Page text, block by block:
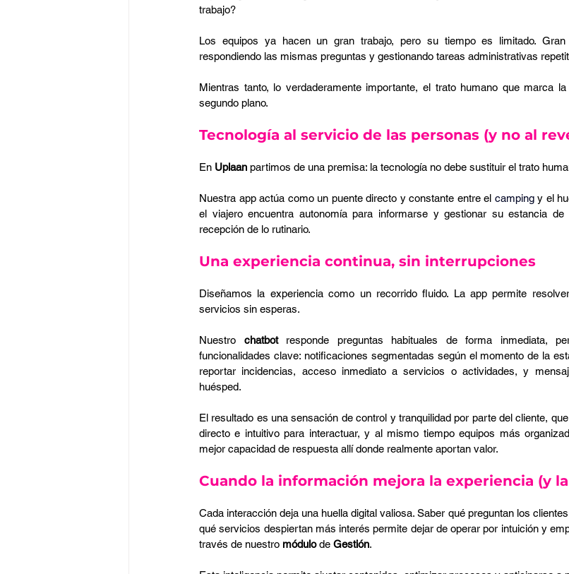
trabajo?
Los equipos ya hacen un gran trabajo, pero su tiempo es limitado.
respondiendo las mismas preguntas y gestionando tareas administrativas
Mientras tanto, lo verdaderamente importante, el trato humano que marca
segundo plano.
Tecnología al servicio de las personas (y no al
En Uplaan partimos de una premisa: la tecnología no debe sustituir el trato
Nuestra app actúa como un puente directo y constante entre el camping y el
el viajero encuentra autonomía para informarse y gestionar su estancia
recepción de lo rutinario.
Una experiencia continua, sin interrupciones
Diseñamos la experiencia como un recorrido fluido. La app permite
servicios sin esperas.
Nuestro chatbot responde preguntas habituales de forma inmediata,
funcionalidades clave: notificaciones segmentadas según el momento de la
reportar incidencias, acceso inmediato a servicios o actividades, y
huésped.
El resultado es una sensación de control y tranquilidad por parte del cliente,
directo e intuitivo para interactuar, y al mismo tiempo equipos más
mejor capacidad de respuesta allí donde realmente aportan valor.
Cuando la información mejora la experiencia (y
Cada interacción deja una huella digital valiosa. Saber qué preguntan los
qué servicios despiertan más interés permite dejar de operar por intuición y
través de nuestro módulo de Gestión.